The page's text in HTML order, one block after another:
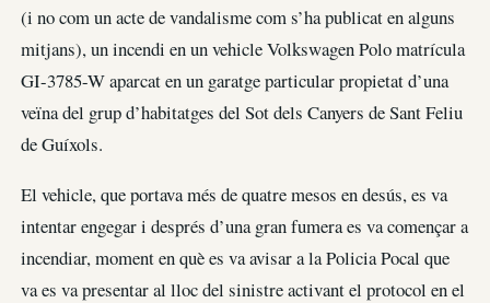
(i no com un acte de vandalisme com s’ha publicat en alguns
mitjans), un incendi en un vehicle Volkswagen Polo matrícula
GI-3785-W aparcat en un garatge particular propietat d’una
veïna del grup d’habitatges del Sot dels Canyers de Sant Feliu
de Guíxols.
El vehicle, que portava més de quatre mesos en desús, es va
intentar engegar i després d’una gran fumera es va començar a
incendiar, moment en què es va avisar a la Policia Pocal que
va es va presentar al lloc del sinistre activant el protocol en el